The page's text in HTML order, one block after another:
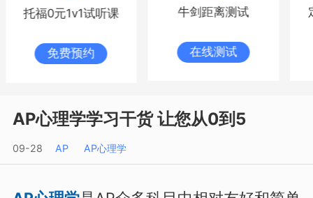
托福0元1v1试听课
免费预约
牛剑距离测试
在线测试
AP心理学学习干货 让您从0到5
09-28 AP AP心理学